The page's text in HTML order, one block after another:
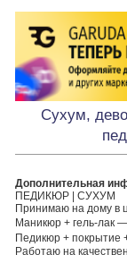
Сухум,
Дополнительная
ПЕДИКЮР | СУХУМ
Принимаю на дому в
Маникюр + гель-лак
Педикюр + покрытие
Работаю на